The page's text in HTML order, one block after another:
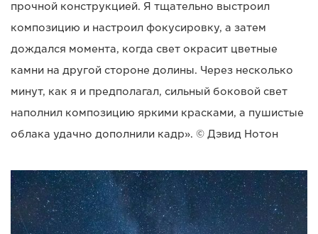
прочной конструкцией. Я тщательно выстроил
композицию и настроил фокусировку, а затем
дождался момента, когда свет окрасит цветные
камни на другой стороне долины. Через несколько
минут, как я и предполагал, сильный боковой свет
наполнил композицию яркими красками, а пушистые
облака удачно дополнили кадр». © Дэвид Нотон